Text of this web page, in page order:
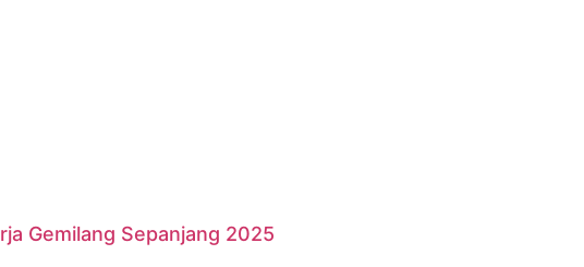
Gemilang Sepanjang 2025